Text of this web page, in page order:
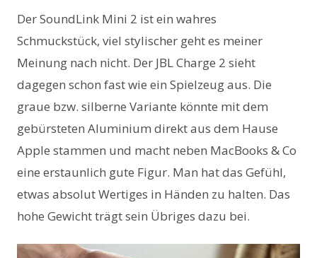
Der SoundLink Mini 2 ist ein wahres
Schmuckstück, viel stylischer geht es meiner
Meinung nach nicht. Der JBL Charge 2 sieht
dagegen schon fast wie ein Spielzeug aus. Die
graue bzw. silberne Variante könnte mit dem
gebürsteten Aluminium direkt aus dem Hause
Apple stammen und macht neben MacBooks & Co
eine erstaunlich gute Figur. Man hat das Gefühl,
etwas absolut Wertiges in Händen zu halten. Das
hohe Gewicht trägt sein Übriges dazu bei.